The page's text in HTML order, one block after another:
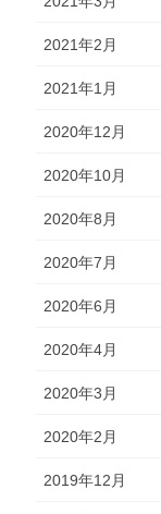
2021年2月
2021年1月
2020年12月
2020年10月
2020年8月
2020年7月
2020年6月
2020年4月
2020年3月
2020年2月
2019年12月